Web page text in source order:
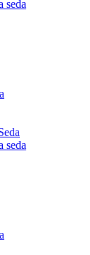
seda
seda